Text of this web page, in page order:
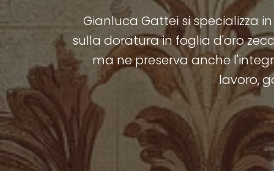
Gianluca Gattei si specializza
sulla doratura in foglia d'oro
ma ne preserva anche
lavoro,